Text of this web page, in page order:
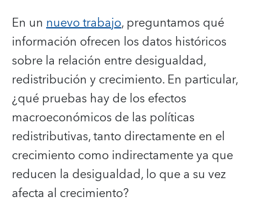
En un nuevo trabajo, preguntamos qué
información ofrecen los datos históricos
sobre la relación entre desigualdad,
redistribución y crecimiento. En particular,
¿qué pruebas hay de los efectos
macroeconómicos de las políticas
redistributivas, tanto directamente en el
crecimiento como indirectamente ya que
reducen la desigualdad, lo que a su vez
afecta al crecimiento?